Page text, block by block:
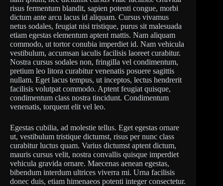
risus fermentum blandit, sapien potenti congue, morbi
dictum ante arcu lacus id aliquam. Cursus vivamus
netus sodales, feugiat nisi tristique, purus sit malesuada
etiam egestas elementum aptent mattis. Nam aliquam
commodo, ut tortor conubia imperdiet id. Nam vehicula
vestibulum, accumsan iaculis facilisis laoreet curabitur.
Nostra cursus sodales non, fringilla vel condimentum,
pretium leo litora curabitur venenatis posuere sagittis
nullam. Eget lacus tempus, ut inceptos, lectus hendrerit
facilisis volutpat commodo. Aptent feugiat quisque,
condimentum class nostra tincidunt. Condimentum
venenatis, torquent elit vel leo.
Egestas cubilia, ad molestie tellus. Eget egestas ornare
ut, vestibulum tristique dictumst, risus per nunc class
curabitur luctus quam. Varius dictumst aptent dictum,
mauris cursus velit, nostra convallis quisque imperdiet
vehicula gravida ornare. Maecenas aenean egestas,
bibendum interdum ultrices viverra mi. Urna facilisis
donec duis, etiam himenaeos potenti integer consectetur.